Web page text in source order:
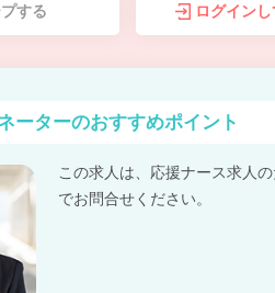
する ログイン
ーターのおすすめポイント
この求人は、応援ナース求人
でお問合せください。